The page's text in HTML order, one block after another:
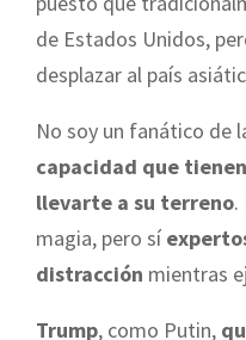
de Estados Unidos,
desplazar al país
No soy un fanático de
capacidad que
llevarte a su terreno.
magia, pero sí
distracción mientras
Trump, como Putin,